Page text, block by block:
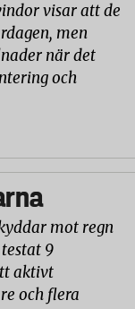
visar att de
men
när det
och
mot regn
9
aktivt
och flera